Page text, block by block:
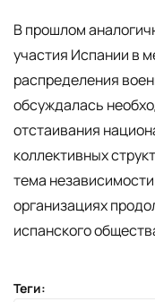
В прошлом
участия Испании в
распределения
обсуждалась
отстаивания
коллективных
тема
организациях
испанского
Теги: